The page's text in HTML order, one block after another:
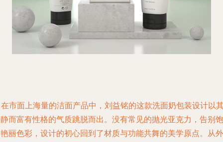
在市面上海量的洁面产品中，刘益铭的这款洗面奶包装设计以
而富有性格的气质跳脱而出。没有常见的抛光亚克力，告别饱
丽色彩，设计的初心回到了材质与功能共舞的美学原点。从外